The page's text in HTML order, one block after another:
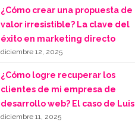
¿Cómo crear una propuesta de
valor irresistible? La clave del
éxito en marketing directo
diciembre 12, 2025
¿Cómo logre recuperar los
clientes de mi empresa de
desarrollo web? El caso de Luis
diciembre 11, 2025